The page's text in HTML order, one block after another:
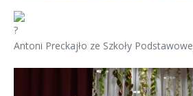
Antoni Preckajło ze Szkoły